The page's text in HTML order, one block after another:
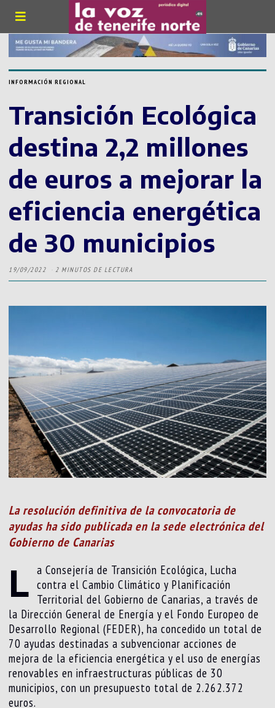
INFORMACIÓN REGIONAL
Transición Ecológica
destina 2,2 millones
de euros a mejorar la
eficiencia energética
de 30 municipios
19/09/2022 2 MINUTOS DE LECTURA
La resolución definitiva de la convocatoria de
ayudas ha sido publicada en la sede electrónica del
Gobierno de Canarias
L a Consejería de Transición Ecológica, Lucha
contra el Cambio Climático y Planificación
Territorial del Gobierno de Canarias, a través de
la Dirección General de Energía y el Fondo Europeo de
Desarrollo Regional (FEDER), ha concedido un total de
70 ayudas destinadas a subvencionar acciones de
mejora de la eficiencia energética y el uso de energías
renovables en infraestructuras públicas de 30
municipios, con un presupuesto total de 2.262.372
euros.